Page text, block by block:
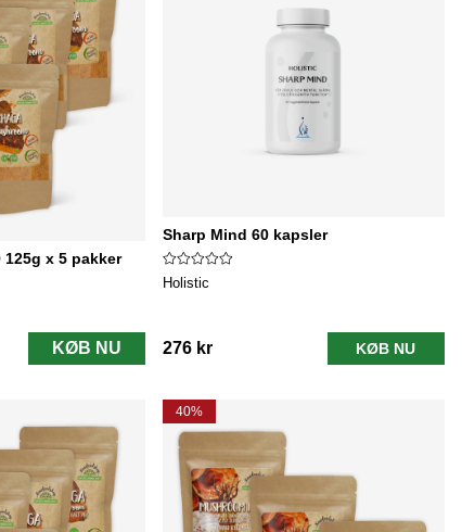
x 5 pakker
KØB NU
Sharp Mind 60 kapsler
Holistic
276 kr KØB NU
40%